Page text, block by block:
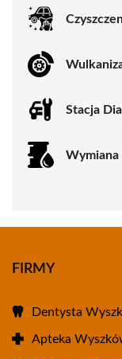
Stacja
Wymiana
FIRMY
Dentysta
Apteka